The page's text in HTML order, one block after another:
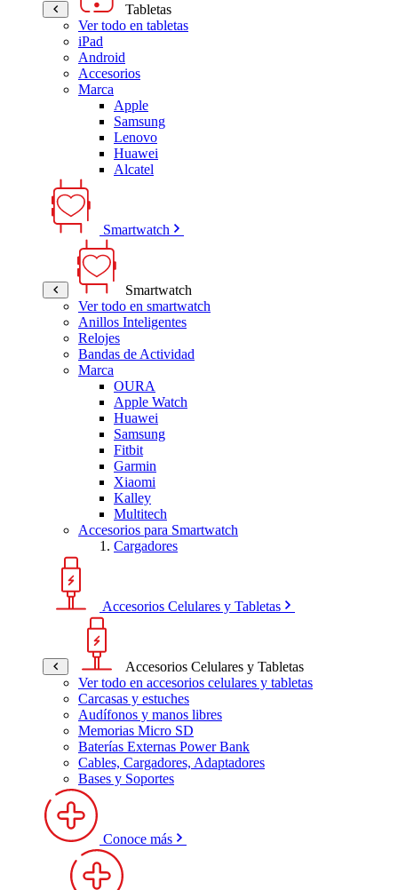
Tabletas
Ver todo en tabletas
iPad
Android
Accesorios
Marca
Apple
Samsung
Lenovo
Huawei
Alcatel
Smartwatch
Smartwatch
Ver todo en smartwatch
Anillos Inteligentes
Relojes
Bandas de Actividad
Marca
OURA
Apple Watch
Huawei
Samsung
Fitbit
Garmin
Xiaomi
Kalley
Multitech
Accesorios para Smartwatch
Cargadores
Accesorios Celulares y Tabletas
Accesorios Celulares y Tabletas
Ver todo en accesorios celulares y tabletas
Carcasas y estuches
Audífonos y manos libres
Memorias Micro SD
Baterías Externas Power Bank
Cables, Cargadores, Adaptadores
Bases y Soportes
Conoce más